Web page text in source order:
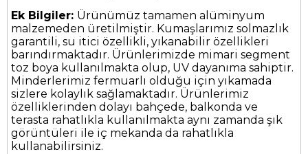
Ek Bilgiler: Ürünümüz tamamen alüminyum
malzemeden üretilmiştir. Kumaşlarımız solmazlık
garantili, su itici özellikli, yıkanabilir özellikleri
barındırmaktadır. Ürünlerimizde mimari segment
toz boya kullanılmakta olup, UV dayanıma sahiptir.
Minderlerimiz fermuarlı olduğu için yıkamada
sizlere kolaylık sağlamaktadır. Ürünlerimiz
özelliklerinden dolayı bahçede, balkonda ve
terasta rahatlıkla kullanılmakta aynı zamanda şık
görüntüleri ile iç mekanda da rahatlıkla
kullanabilirsiniz.